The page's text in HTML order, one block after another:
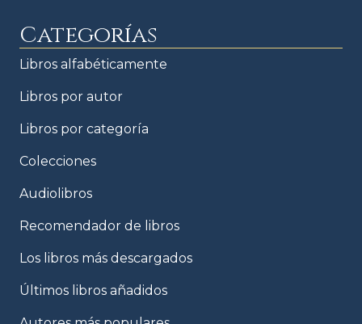
Categorías
Libros alfabéticamente
Libros por autor
Libros por categoría
Colecciones
Audiolibros
Recomendador de libros
Los libros más descargados
Últimos libros añadidos